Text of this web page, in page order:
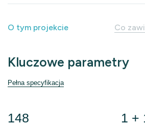
O tym projekcie Co
Kluczowe parametry
Pełna specyfikacja
148 1 +